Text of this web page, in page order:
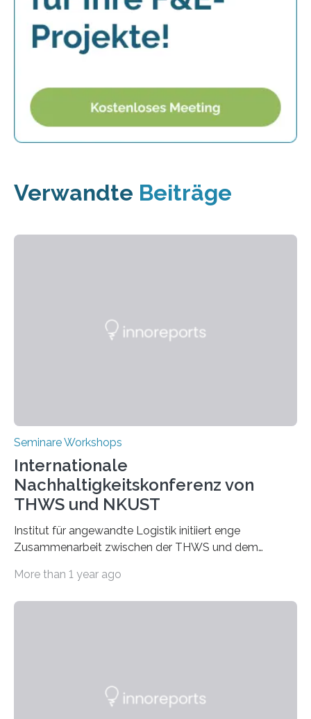
Verwandte Beiträge
Seminare Workshops
Internationale
Nachhaltigkeitskonferenz von
THWS und NKUST
Institut für angewandte Logistik initiiert enge
Zusammenarbeit zwischen der THWS und dem
Transformation von Hochschulen und Unternehmen zu
beiden Hochschulpräsidenten Prof. Dr. Jean Meyer
More than 1 year ago